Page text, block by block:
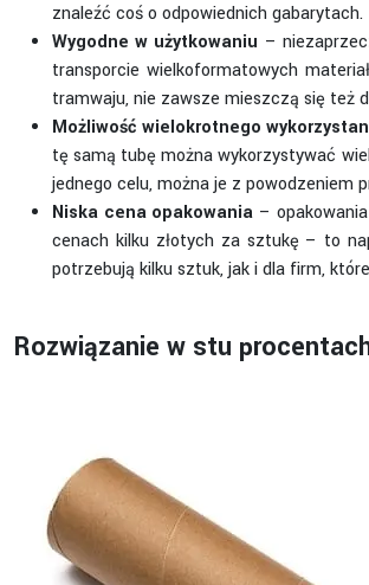
znaleźć coś o odpowiednich gabarytach.
Wygodne w użytkowaniu –
transporcie wielkoformatowych
tramwaju, nie zawsze mieszczą się też
Możliwość wielokrotnego
tę samą tubę można wykorzystywać
jednego celu, można je z powodzeniem
Niska cena opakowania –
cenach kilku złotych za sztukę – to
potrzebują kilku sztuk, jak i dla firm,
Rozwiązanie w stu